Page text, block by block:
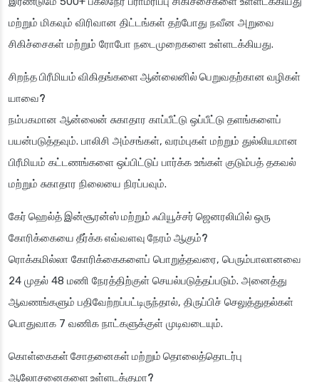
மற்றும் மிகவும் விரிவான திட்டங்கள் தற்போது நவீன அறுவை
சிகிச்சைகள் மற்றும் ரோபோ நடைமுறைகளை உள்ளடக்கியது.
சிறந்த பிரீமியம் விகிதங்களை ஆன்லைனில் பெறுவதற்கான வழிகள்
யாவை?
நம்பகமான ஆன்லைன் சுகாதார காப்பீட்டு ஒப்பீட்டு தளங்களைப்
பயன்படுத்தவும். பாலிசி அம்சங்கள், வரம்புகள் மற்றும் துல்லியமான
பிரீமியம் கட்டணங்களை ஒப்பிட்டுப் பார்க்க உங்கள் குடும்பத் தகவல்
மற்றும் சுகாதார நிலையை நிரப்பவும்.
கேர் ஹெல்த் இன்சூரன்ஸ் மற்றும் ஃபியூச்சர் ஜெனரலியில் ஒரு
கோரிக்கையை தீர்க்க எவ்வளவு நேரம் ஆகும்?
ரொக்கமில்லா கோரிக்கைகளைப் பொறுத்தவரை, பெரும்பாலானவை
24 முதல் 48 மணி நேரத்திற்குள் செயல்படுத்தப்படும். அனைத்து
ஆவணங்களும் பதிவேற்றப்பட்டிருந்தால், திருப்பிச் செலுத்துதல்கள்
பொதுவாக 7 வணிக நாட்களுக்குள் முடிவடையும்.
கொள்கைகள் சோதனைகள் மற்றும் தொலைத்தொடர்பு
ஆலோசனைகளை உள்ளடக்குமா?